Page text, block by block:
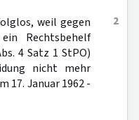
2
weil gegen
Rechtsbehelf
4 Satz 1 StPO)
nicht mehr
17. Januar 1962 -